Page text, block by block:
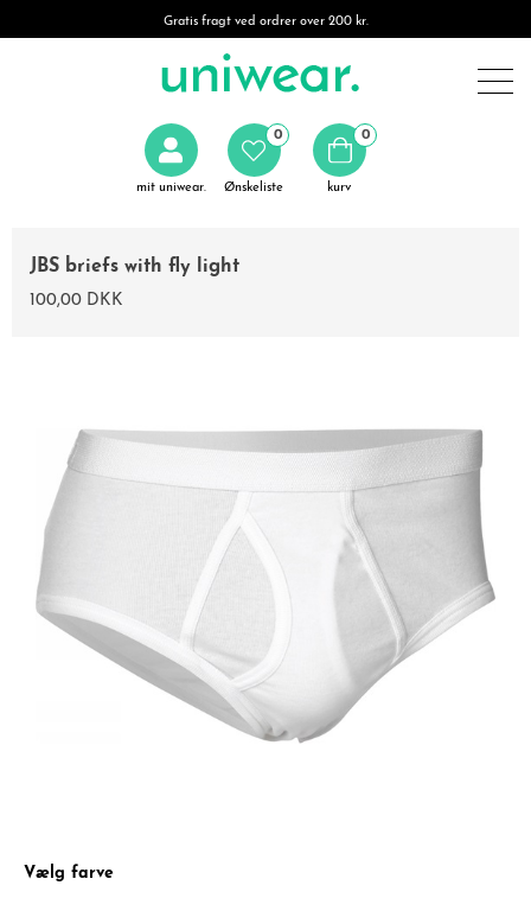
Gratis fragt ved ordrer over 200 kr.
mit uniwear. Ønskeliste
0 0
kurv
JBS briefs with fly light
100,00 DKK
Vælg farve